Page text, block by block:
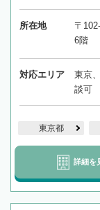
所在地
〒
6階
対応エリア
東京
談可
東京都
詳細を